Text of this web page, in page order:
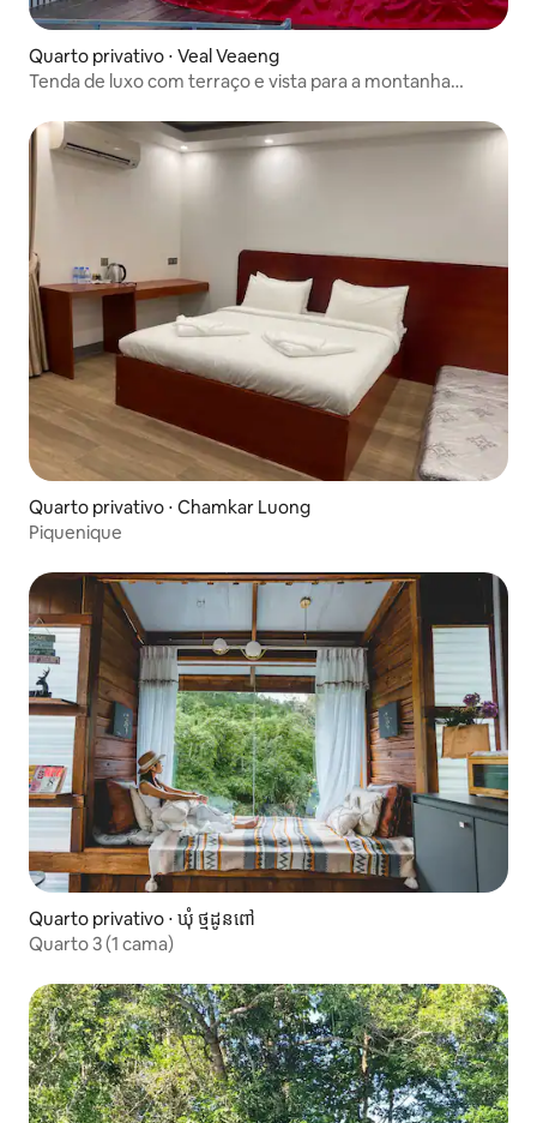
Quarto privativo ⋅ Veal Veaeng
Tenda de luxo com terraço e vista para a montanha
Quarto privativo ⋅ Chamkar Luong
Piquenique
Quarto privativo ⋅ ឃុំ ថ្មដូនពៅ
Quarto 3 (1 cama)